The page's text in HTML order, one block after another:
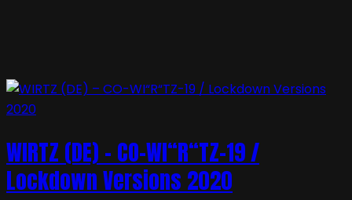
WIRTZ (DE) – CO-WI“R“TZ-19 /
Lockdown Versions 2020